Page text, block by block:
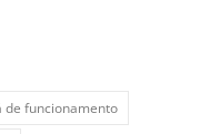
de funcionamento